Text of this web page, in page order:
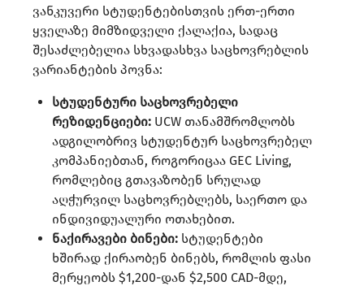
ვანკუვერი სტუდენტებისთვის ერთ-ერთი
ყველაზე მიმზიდველი ქალაქია, სადაც
შესაძლებელია სხვადასხვა საცხოვრებლის
ვარიანტების პოვნა:
სტუდენტური საცხოვრებელი
რეზიდენციები: UCW თანამშრომლობს
ადგილობრივ სტუდენტურ საცხოვრებელ
კომპანიებთან, როგორიცაა GEC Living,
რომლებიც გთავაზობენ სრულად
აღჭურვილ საცხოვრებლებს, საერთო და
ინდივიდუალური ოთახებით.
ნაქირავები ბინები: სტუდენტები
ხშირად ქირაობენ ბინებს, რომლის ფასი
მერყეობს $1,200-დან $2,500 CAD-მდე,